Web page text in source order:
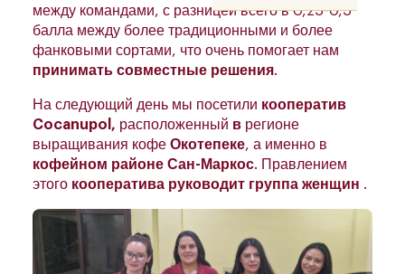
между командами, с разницей всего в 0,25-0,5
балла между более традиционными и более
фанковыми сортами, что очень помогает нам
принимать совместные решения.
На следующий день мы посетили кооператив
Cocanupol, расположенный в регионе
выращивания кофе Окотепеке, а именно в
кофейном районе Сан-Маркос. Правлением
этого кооператива руководит группа женщин .